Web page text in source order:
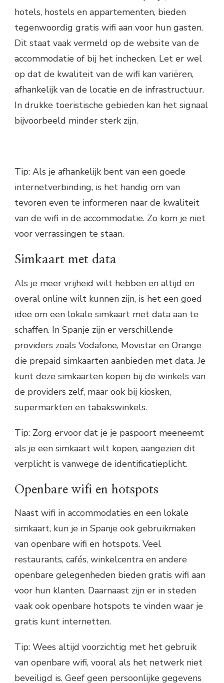
hotels, hostels en appartementen, bieden
tegenwoordig gratis wifi aan voor hun gasten.
Dit staat vaak vermeld op de website van de
accommodatie of bij het inchecken. Let er wel
op dat de kwaliteit van de wifi kan variëren,
afhankelijk van de locatie en de infrastructuur.
In drukke toeristische gebieden kan het signaal
bijvoorbeeld minder sterk zijn.
Tip: Als je afhankelijk bent van een goede
internetverbinding, is het handig om van
tevoren even te informeren naar de kwaliteit
van de wifi in de accommodatie. Zo kom je niet
voor verrassingen te staan.
Simkaart met data
Als je meer vrijheid wilt hebben en altijd en
overal online wilt kunnen zijn, is het een goed
idee om een lokale simkaart met data aan te
schaffen. In Spanje zijn er verschillende
providers zoals Vodafone, Movistar en Orange
die prepaid simkaarten aanbieden met data. Je
kunt deze simkaarten kopen bij de winkels van
de providers zelf, maar ook bij kiosken,
supermarkten en tabakswinkels.
Tip: Zorg ervoor dat je je paspoort meeneemt
als je een simkaart wilt kopen, aangezien dit
verplicht is vanwege de identificatieplicht.
Openbare wifi en hotspots
Naast wifi in accommodaties en een lokale
simkaart, kun je in Spanje ook gebruikmaken
van openbare wifi en hotspots. Veel
restaurants, cafés, winkelcentra en andere
openbare gelegenheden bieden gratis wifi aan
voor hun klanten. Daarnaast zijn er in steden
vaak ook openbare hotspots te vinden waar je
gratis kunt internetten.
Tip: Wees altijd voorzichtig met het gebruik
van openbare wifi, vooral als het netwerk niet
beveiligd is. Geef geen persoonlijke gegevens